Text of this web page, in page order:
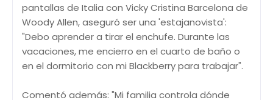
pantallas de Italia con Vicky Cristina Barcelona de
Woody Allen, aseguró ser una 'estajanovista':
"Debo aprender a tirar el enchufe. Durante las
vacaciones, me encierro en el cuarto de baño o
en el dormitorio con mi Blackberry para trabajar".
Comentó además: "Mi familia controla dónde